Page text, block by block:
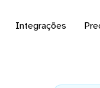
Integrações